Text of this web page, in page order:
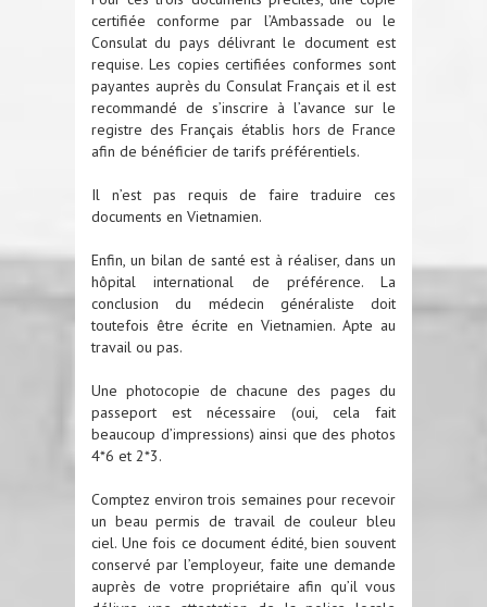
certifiée conforme par l’Ambassade ou le
Consulat du pays délivrant le document est
requise. Les copies certifiées conformes sont
payantes auprès du Consulat Français et il est
recommandé de s’inscrire à l’avance sur le
registre des Français établis hors de France
afin de bénéficier de tarifs préférentiels.
Il n’est pas requis de faire traduire ces
documents en Vietnamien.
Enfin, un bilan de santé est à réaliser, dans un
hôpital international de préférence. La
conclusion du médecin généraliste doit
toutefois être écrite en Vietnamien. Apte au
travail ou pas.
Une photocopie de chacune des pages du
passeport est nécessaire (oui, cela fait
beaucoup d’impressions) ainsi que des photos
4*6 et 2*3.
Comptez environ trois semaines pour recevoir
un beau permis de travail de couleur bleu
ciel. Une fois ce document édité, bien souvent
conservé par l’employeur, faite une demande
auprès de votre propriétaire afin qu’il vous